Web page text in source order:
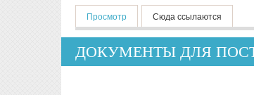
Главные вкладки
Просмотр (активная вкладка)
Сюда ссылаются
ДОКУМЕНТЫ ДЛЯ